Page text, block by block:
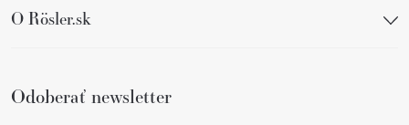
O Rösler.sk
Odoberať newsletter